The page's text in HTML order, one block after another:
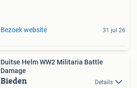
Bezoek website 31 jul 26
Duitse Helm WW2 Militaria Battle
Damage
Bieden Details